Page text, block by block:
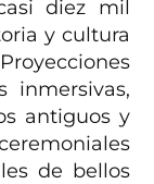
diez mil
y cultura
inmersivas,
antiguos y
de bellos